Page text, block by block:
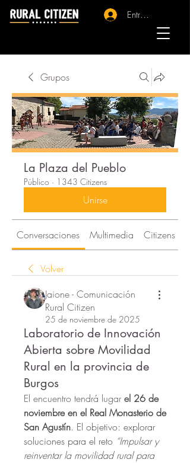
Entrar - Registro
Grupos
La Plaza del Pueblo
Público · 1343 Citizens
Unirse
Conversaciones Multimedia Citizens
Volver
Jaione - Comunicación
Rural Citizen
25 de noviembre de 2025
Laboratorio de Innovación
Abierta sobre Movilidad
Rural en la provincia de
Burgos
El encuentro tendrá lugar el 26 de
noviembre en el Real Monasterio de
San Agustín. El objetivo: explorar
soluciones para el reto “Impulsar y
reinventar la movilidad rural para